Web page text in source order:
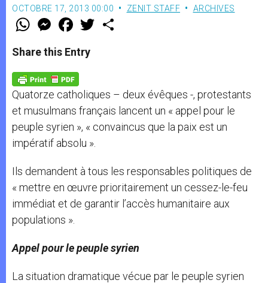
OCTOBRE 17, 2013 00:00 ZENIT STAFF ARCHIVES
W
t
s
p
p
M
e
s
e
g
e
F
a
e
b
o
k
w
Share this Entry
Quatorze catholiques – deux évêques -, protestants
et musulmans français lancent un « appel pour le
peuple syrien », « convaincus que la paix est un
impératif absolu ».
Ils demandent à tous les responsables politiques de
« mettre en œuvre prioritairement un cessez-le-feu
immédiat et de garantir l’accès humanitaire aux
populations ».
Appel pour le peuple syrien
La situation dramatique vécue par le peuple syrien